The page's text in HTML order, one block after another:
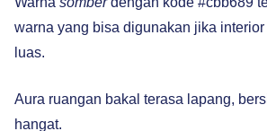
warna yang bisa digunakan jika
luas.
Aura ruangan bakal terasa lapang,
hangat.